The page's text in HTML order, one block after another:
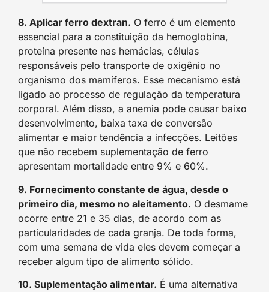
8. Aplicar ferro dextran. O ferro é um elemento
essencial para a constituição da hemoglobina,
proteína presente nas hemácias, células
responsáveis pelo transporte de oxigênio no
organismo dos mamíferos. Esse mecanismo está
ligado ao processo de regulação da temperatura
corporal. Além disso, a anemia pode causar baixo
desenvolvimento, baixa taxa de conversão
alimentar e maior tendência a infecções. Leitões
que não recebem suplementação de ferro
apresentam mortalidade entre 9% e 60%.
9. Fornecimento constante de água, desde o
primeiro dia, mesmo no aleitamento. O desmame
ocorre entre 21 e 35 dias, de acordo com as
particularidades de cada granja. De toda forma,
com uma semana de vida eles devem começar a
receber algum tipo de alimento sólido.
10. Suplementação alimentar. É uma alternativa